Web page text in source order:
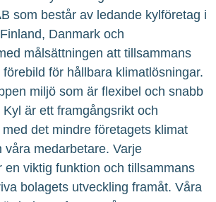
som består av ledande kylföretag i
Danmark och
målsättningen att tillsammans
för hållbara klimatlösningar.
miljö som är flexibel och snabb
är ett framgångsrikt och
det mindre företagets klimat
våra medarbetare. Varje
en viktig funktion och tillsammans
bolagets utveckling framåt. Våra